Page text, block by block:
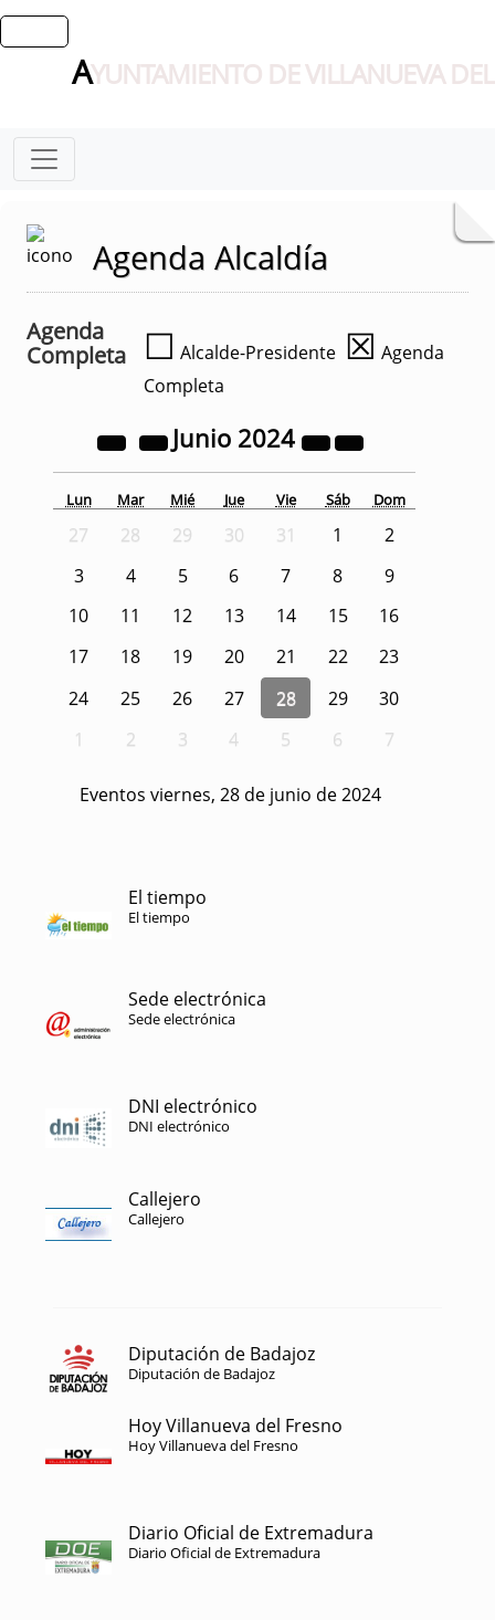
AYUNTAMIENTO DE VILLANUEVA
Agenda Alcaldía
Agenda
Completa
☐ Alcalde-Presidente ☒ Agenda
Completa
Junio 2024
Lun Mar Mié Jue Vie Sáb Dom
27 28 29 30 31 1
2
3
4 5 6 7 8
9
10
11 12 13 14 15
16
17
18 19 20 21 22
23
24
25 26 27 28 29
30
1
2 3 4 5 6 7
Eventos viernes, 28 de junio de 2024
El tiempo
El tiempo
Sede electrónica
Sede electrónica
DNI electrónico
DNI electrónico
Callejero
Callejero
Diputación de Badajoz
Diputación de Badajoz
Hoy Villanueva del Fresno
Hoy Villanueva del Fresno
Diario Oficial de Extremadura
Diario Oficial de Extremadura